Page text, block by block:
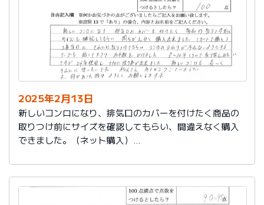
2025年2月13日
新しいコンロになり、排気口のカバーを付けたく商品の
取りつけ前にサイズを確認してもらい、間違えなく購入
できました。（ネット購入）
汚れないようにするテープも貼って下さりお手数をかけ
ました。
８～10年くらいで取り替えみたいですが、24年使用し大